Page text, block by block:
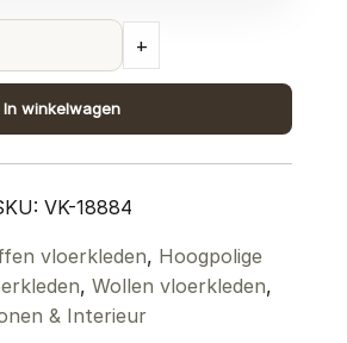
Beige
+
In winkelwagen
VK-18884
vloerkleden, Hoogpolige
, Wollen vloerkleden,
& Interieur